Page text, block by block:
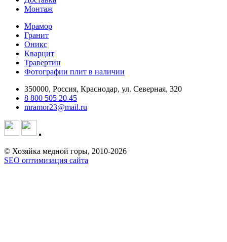
Монтаж
Мрамор
Гранит
Оникс
Кварцит
Травертин
Фотографии плит в наличии
350000, Россия, Краснодар, ул. Северная, 320
8 800 505 20 45
mramor23@mail.ru
© Хозяйка медной горы, 2010-2026
SEO оптимизация сайта